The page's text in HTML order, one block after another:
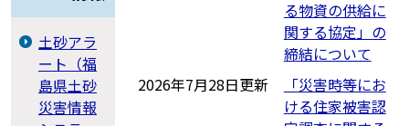
土砂アラ
ート（福
島県土砂
災害情報
る物資の供給に
関する協定」の
締結について
2026年7月28日更新
「災害時等にお
ける住家被害認